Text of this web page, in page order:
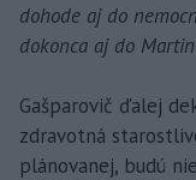
dohode aj do
dokonca aj do
Gašparovič ďalej
zdravotná
plánovanej, budú